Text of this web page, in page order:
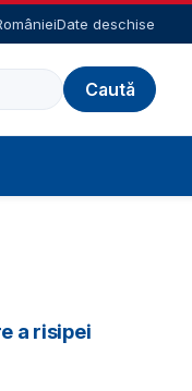
Date deschise
a risipei